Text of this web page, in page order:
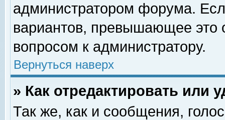
администратором форума.
вариантов, превышающее это
вопросом к администратору.
Вернуться наверх
» Как отредактировать или
Так же, как и сообщения,